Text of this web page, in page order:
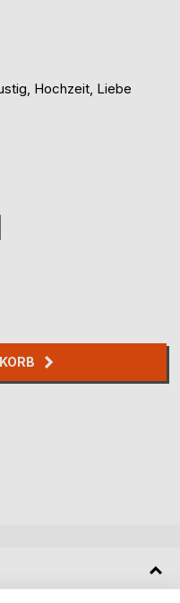
Hochzeit, Liebe